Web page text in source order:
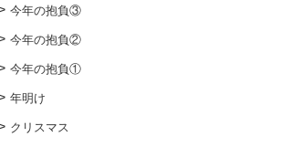
今年の抱負③
今年の抱負②
今年の抱負①
年明け
クリスマス